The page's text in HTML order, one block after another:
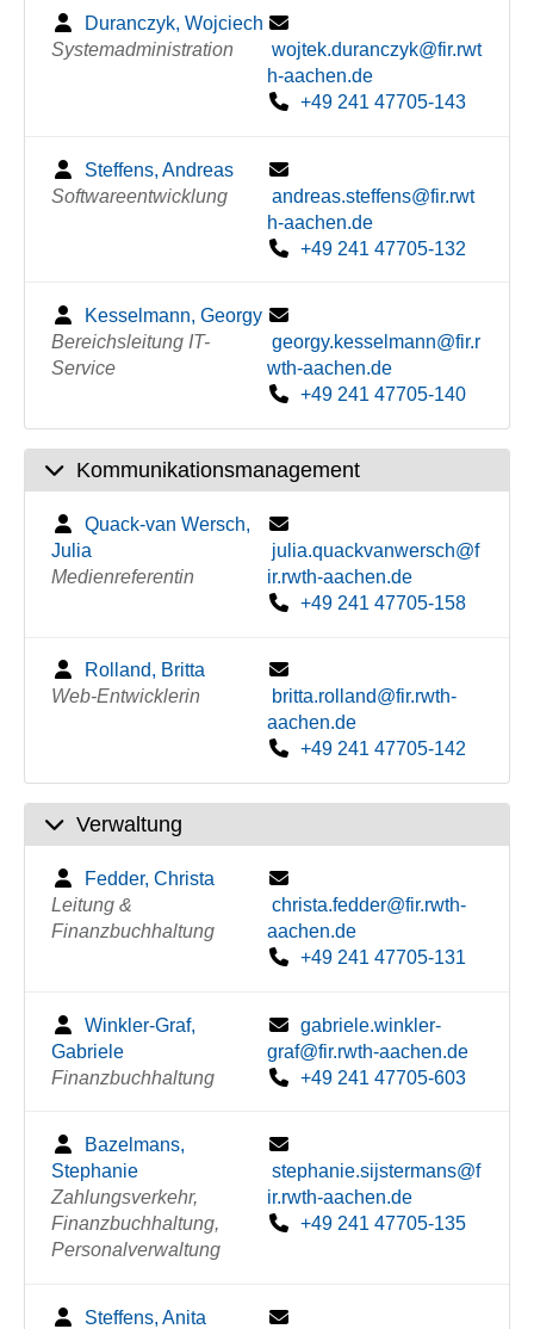
Duranczyk, Wojciech
Systemadministration
wojtek.duranczyk@fir.rwt
h-aachen.de
+49 241 47705-143
Steffens, Andreas
Softwareentwicklung
andreas.steffens@fir.rwt
h-aachen.de
+49 241 47705-132
Kesselmann, Georgy
Bereichsleitung IT-
Service
georgy.kesselmann@fir.r
wth-aachen.de
+49 241 47705-140
Kommunikationsmanagement
Quack-van Wersch,
Julia
Medienreferentin
julia.quackvanwersch@f
ir.rwth-aachen.de
+49 241 47705-158
Rolland, Britta
Web-Entwicklerin
britta.rolland@fir.rwth-
aachen.de
+49 241 47705-142
Verwaltung
Fedder, Christa
Leitung &
Finanzbuchhaltung
christa.fedder@fir.rwth-
aachen.de
+49 241 47705-131
Winkler-Graf,
Gabriele
Finanzbuchhaltung
gabriele.winkler-
graf@fir.rwth-aachen.de
+49 241 47705-603
Bazelmans,
Stephanie
Zahlungsverkehr,
Finanzbuchhaltung,
Personalverwaltung
stephanie.sijstermans@f
ir.rwth-aachen.de
+49 241 47705-135
Steffens, Anita